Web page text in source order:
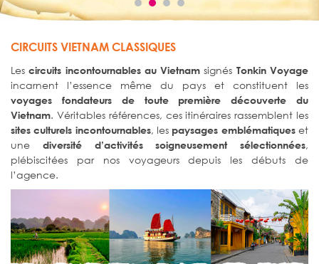
CIRCUITS VIETNAM CLASSIQUES
Lescircuits incontournables au Vietnam signés Tonkin Voyage
incarnent l’essence même du pays et constituent les
voyages fondateurs de toute première découverte du
Vietnam. Véritables références, ces itinéraires rassemblent les
sites culturels incontournables, les paysages emblématiqueset
une diversité d’activités soigneusement sélectionnées,
plébiscitées par nos voyageurs depuis les débuts de
l’agence.